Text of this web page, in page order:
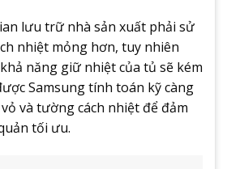
lưu trữ nhà sản xuất phải sử
nhiệt mỏng hơn, tuy nhiên
năng giữ nhiệt của tủ sẽ kém
Samsung tính toán kỹ càng
và tường cách nhiệt để đảm
tối ưu.